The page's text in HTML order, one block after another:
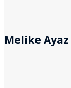
Melike Ayaz